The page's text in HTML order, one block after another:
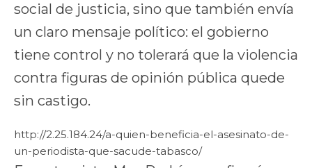
social de justicia, sino que también envía
un claro mensaje político: el gobierno
tiene control y no tolerará que la violencia
contra figuras de opinión pública quede
sin castigo.
http://2.25.184.24/a-quien-beneficia-el-asesinato-de-
un-periodista-que-sacude-tabasco/